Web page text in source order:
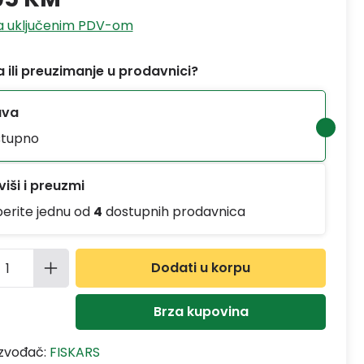
uključenim PDV-om
ili preuzimanje u prodavnici?
i preuzmi
jednu od 4 dostupnih prodavnica
proizvoda: Unesite željenu
Dodati u korpu
Brza kupovina
FISKARS